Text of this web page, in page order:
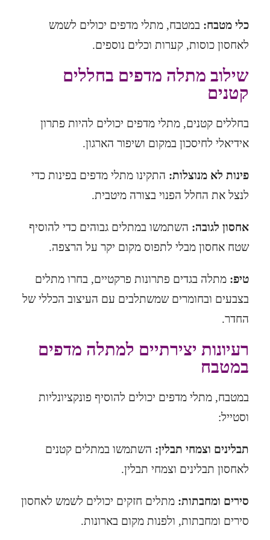
כלי מטבח: במטבח, מתלי מדפים יכולים לשמש
לאחסון כוסות, קערות וכלים נוספים.
שילוב מתלה מדפים בחללים
קטנים
בחללים קטנים, מתלי מדפים יכולים להיות פתרון
אידיאלי לחיסכון במקום ושיפור הארגון.
פינות לא מנוצלות: התקינו מתלי מדפים בפינות כדי
לנצל את החלל הפנוי בצורה מיטבית.
אחסון לגובה: השתמשו במתלים גבוהים כדי להוסיף
שטח אחסון מבלי לתפוס מקום יקר על הרצפה.
טיפ: מתלה בגדים פתרונות פרקטיים, בחרו מתלים
בצבעים ובחומרים שמשתלבים עם העיצוב הכללי של
החדר.
רעיונות יצירתיים למתלה מדפים
במטבח
במטבח, מתלי מדפים יכולים להוסיף פונקציונליות
וסטייל:
תבלינים וצמחי תבלין: השתמשו במתלים קטנים
לאחסון תבלינים וצמחי תבלין.
סירים ומחבתות: מתלים חזקים יכולים לשמש לאחסון
סירים ומחבתות, ולפנות מקום בארונות.